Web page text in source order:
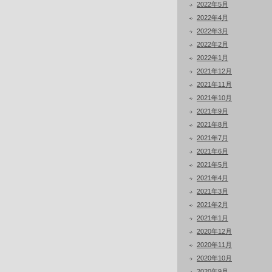
2022年5月
2022年4月
2022年3月
2022年2月
2022年1月
2021年12月
2021年11月
2021年10月
2021年9月
2021年8月
2021年7月
2021年6月
2021年5月
2021年4月
2021年3月
2021年2月
2021年1月
2020年12月
2020年11月
2020年10月